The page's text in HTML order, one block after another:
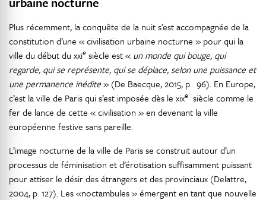
Plus récemment, la conquête de la nuit s’est accompagnée de la
constitution d’une « civilisation urbaine nocturne » pour qui la
ville du début du xxie siècle est « un monde qui bouge, qui
regarde, qui se représente, qui se déplace, selon une puissance et
une permanence inédite» (De Baecque, 2015, p. 96). En Europe,
c’est la ville de Paris qui s’est imposée dès le xixe siècle comme le
fer de lance de cette « civilisation » en devenant la ville
européenne festive sans pareille.
L’image nocturne de la ville de Paris se construit autour d’un
processus de féminisation et d’érotisation suffisamment puissant
pour attiser le désir des étrangers et des provinciaux (Delattre,
2004, p. 127). Les «noctambules » émergent en tant que nouvelle